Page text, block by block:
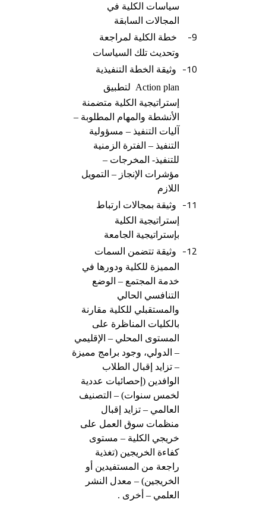
سياسات الكلية في
المجالات السابقة
9-
خطة الكلية لمراجعة
وتحديث تلك السياسات
10-
وثيقة الخطة التنفيذية
Action plan لتطبيق
إستراتيجية الكلية متضمنة
الأنشطة والمهام المطلوبة –
آليات التنفيذ – مسؤولية
التنفيذ – الفترة الزمنية
للتنفيذ- المخرجات –
مؤشرات الإنجاز – التمويل
اللازم
11-
وثيقة بمجالات ارتباط
إستراتيجية الكلية
بإستراتيجية الجامعة
12-
وثيقة تتضمن السمات
المميزة للكلية ودورها في
خدمة المجتمع – الوضع
التنافسي الحالي
والمستقبلي للكلية مقارنة
بالكليات المناظرة على
المستوى المحلي – الإقليمي
– الدولي، وجود برامج مميزة
– تزايد إقبال الطلاب
الوافدين (إحصائيات عددية
لخمس سنوات) – التصنيف
العالمي – تزايد إقبال
منظمات سوق العمل على
خريجي الكلية – مستوى
كفاءة الخريجين (تغذية
راجعة من المستفيدين أو
الخريجين) – معدل النشر
العلمي – أخرى .